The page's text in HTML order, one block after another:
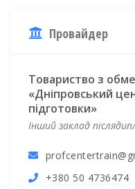
Провайдер
Товариство з
«Дніпровський
підготовки»
Інший заклад
+380 50 4736474